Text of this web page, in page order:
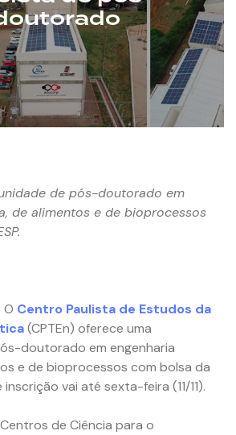
de pós-doutorado em
de alimentos e de bioprocessos
O Centro Paulista de Estudos da
(CPTEn) oferece uma
doutorado em engenharia
e de bioprocessos com bolsa da
inscrição vai até sexta-feira (11/11).
de Ciência para o